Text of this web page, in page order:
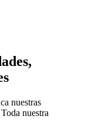
nuestras
nuestra